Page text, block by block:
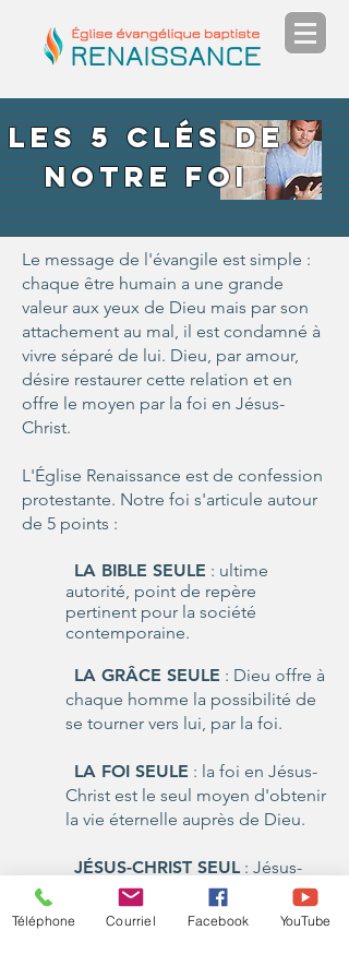
Les 5 clés de
notre foi
Le message de l'évangile est simple :
chaque être humain a une grande
valeur aux yeux de Dieu mais par son
attachement au mal, il est condamné à
vivre séparé de lui. Dieu, par amour,
désire restaurer cette relation et en
offre le moyen par la foi en Jésus-
Christ.
L'Église Renaissance est de confession
protestante. Notre foi s'articule autour
de 5 points :
LA BIBLE SEULE : ultime
autorité, point de repère
pertinent pour la société
contemporaine.
LA GRÂCE SEULE : Dieu offre à
chaque homme la possibilité de
se tourner vers lui, par la foi.
LA FOI SEULE : la foi en Jésus-
Christ est le seul moyen d'obtenir
la vie éternelle auprès de Dieu.
JÉSUS-CHRIST SEUL: Jésus-
Christ est le seul
intermédiaire entre Dieu et
Téléphone Courriel Facebook YouTube